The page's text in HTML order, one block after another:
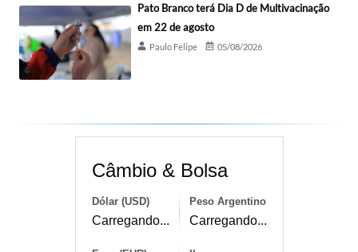
Pato Branco terá Dia D de Multivacinação
em 22 de agosto
Paulo Felipe 05/08/2026
Câmbio & Bolsa
Dólar (USD)
Carregando...
Peso Argentino
Carregando...